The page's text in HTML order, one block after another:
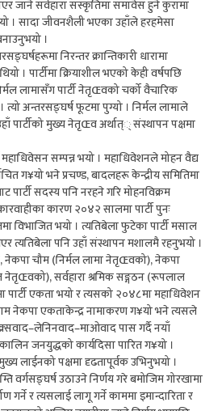
जाने सर्वहारा संस्कृतिमा समावेस हुने कुरामा
। सादा जीवनशैली भएका उहाँले हरहमेसा
।
निरन्तर क्रान्तिकारी धारामा
। पार्टीमा क्रियाशील भएको केही वर्षपछि
लामासँग पार्टी नेतृŒवको चर्को वैचारिक
अन्तरसङ्घर्ष फूटमा पुग्यो । निर्मल लामाले
पार्टीको मुख्य नेतृŒव अर्थात्् संस्थापन पक्षमा
सम्पन्न भयो । महाधिवेशनले मोहन वैद्य
ग¥यो भने प्रचण्ड, बादलहरू केन्द्रीय समितिमा
पार्टी सदस्य पनि नरहने गरि मोहनविक्रम
कारण २०४२ सालमा पार्टी पुनः
विभाजित भयो । त्यतिबेला फुटेका पार्टी मसाल
त्यतिबेला पनि उहाँ संस्थापन मशालमै रहनुभयो ।
चौम (निर्मल लामा नेतृŒवको), नेकपा
नेतृŒवको), सर्वहारा श्रमिक सङ्गठन (रूपलाल
पार्टी एकता भयो र त्यसको २०४८मा महाधिवेशन
नेकपा एकताकेन्द्र नामाकरण ग¥यो भने त्यसले
पास गर्दै नयाँ
जनयुद्धको कार्यदिसा पारित ग¥यो ।
मुख्य लाईनको पक्षमा दृढतापूर्वक उभिनुभयो ।
वर्गसङ्घर्ष उठाउने निर्णय गरे बमोजिम गोरखामा
गर्ने र त्यसलाई लागू गर्ने काममा इमान्दारिता र